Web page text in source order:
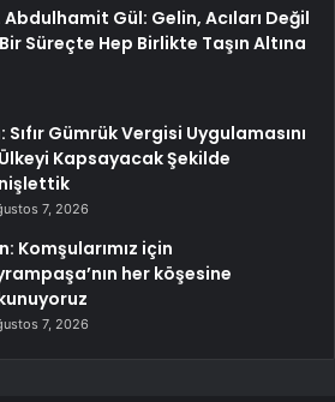
Gül: Gelin, Acıları Değil
Süreçte Hep Birlikte Taşın Altına
Sıfır Gümrük Vergisi Uygulamasını
Kapsayacak Şekilde
7, 2026
Komşularımız için
her köşesine
7, 2026